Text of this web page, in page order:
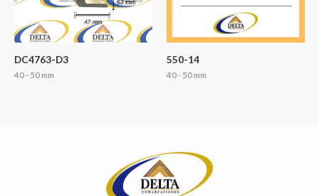
DC4763-D3
40 - 50 mm
550-14
40 - 50 mm